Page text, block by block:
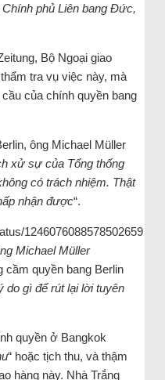
phủ Liên bang Đức,
Bộ Ngoại giao
tra vụ việc này, mà
của chính quyền bang
ông Michael Müller
xử sự của Tổng thống
có trách nhiệm. Thật
nhận được“.
1246076088578502659
Michael Müller
cầm quyền bang Berlin
do gì để rút lại lời tuyên
quyền ở Bangkok
“ hoặc tịch thu, và thậm
hàng này. Nhà Trắng